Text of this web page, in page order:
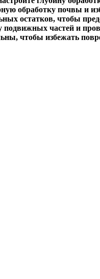
глубину
обработку почвы и
остатков, чтобы
частей и